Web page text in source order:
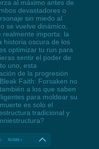
al máximo antes de
devastadores o
sin miedo al
se vuelve dinámico,
realmente importa: la
historia oscura de los
optimizar tu run para
sentir el poder de
uno, esta
de la progresión
Faith: Forsaken no
a los que saben
para moldear su
es solo el
tradicional y
- NUM8 +